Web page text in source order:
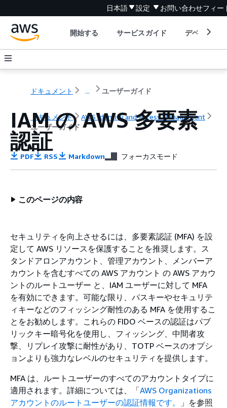
日本語 設定 お問い合わせフィー
開始する サービスガイド デベロッパ
ドキュメント ... ユーザーガイド
ドキュメント
AWS Identity and Access Management
ユーザーガイド
IAM の AWS 多要素
認証
PDF RSS Markdown フォーカスモード
このページの内容
セキュリティを向上させるには、多要素認証 (MFA) を設
定して AWS リソースを保護することを推奨します。ス
タンドアロンアカウント、管理アカウント、メンバーア
カウントを含むすべての AWS アカウント の AWS アカウ
ントのルートユーザー と、IAM ユーザーに対して MFA
を有効にできます。可能な限り、パスキーやセキュリテ
ィキーなどのフィッシング耐性のある MFA を使用するこ
とをお勧めします。これらの FIDO ベースの認証はパブ
リックキー暗号化を使用し、フィッシング、中間者攻
撃、リプレイ攻撃に耐性があり、TOTP ベースのオプシ
ョンよりも強力なレベルのセキュリティを提供します。
MFA は、ルートユーザーのすべてのアカウントタイプに
適用されます。詳細については、「AWS Organizations
アカウントのルートユーザーの認証情報です。
」を参照